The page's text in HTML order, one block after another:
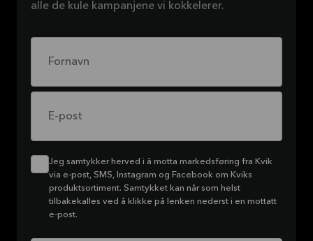
alle de kule kampanjene vi kokkelerer.
Fornavn
E-post
Jeg samtykker herved i å motta markedsføring fra Kvik
via e-post, SMS, Instagram og Facebook om Kviks
produktsortiment. Samtykket kan når som helst
tilbakekalles ved å klikke på lenken nederst i en mottatt
e-post.